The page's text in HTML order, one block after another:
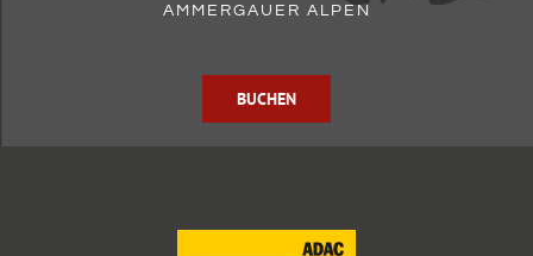
AMMERGAUER ALPEN
BUCHEN